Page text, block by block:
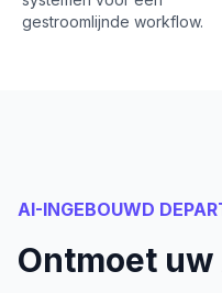
gestroomlijnde workflow.
AI-INGEBOUWD
Ontmoet